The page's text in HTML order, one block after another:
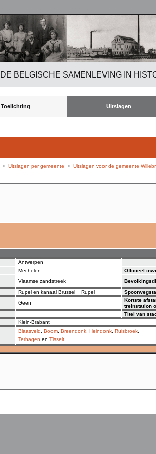
DE BELGISCHE SAMENLEVING IN
Toelichting Uitslagen
> Uitslagen per gemeente > Uitslagen voor de gemeente
Antwerpen
Mechelen Officiëel
Vlaamse zandstreek
Rupel en kanaal Brussel − Rupel
Geen
Kortste
treinstation
Titel van
Klein-Brabant
Blaasveld Boom Breendonk Heindonk Ruisbroek
Terhagen en Tisselt